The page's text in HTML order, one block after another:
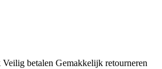
Veilig betalen Gemakkelijk retourneren